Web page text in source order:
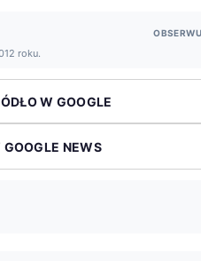
roku.
W GOOGLE
NEWS